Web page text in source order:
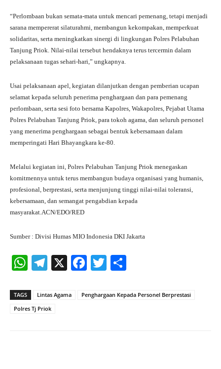
“Perlombaan bukan semata-mata untuk mencari pemenang, tetapi menjadi
sarana mempererat silaturahmi, membangun kekompakan, memperkuat
solidaritas, serta meningkatkan sinergi di lingkungan Polres Pelabuhan
Tanjung Priok. Nilai-nilai tersebut hendaknya terus tercermin dalam
pelaksanaan tugas sehari-hari,” ungkapnya.
Usai pelaksanaan apel, kegiatan dilanjutkan dengan pemberian ucapan
selamat kepada seluruh penerima penghargaan dan para pemenang
perlombaan, serta sesi foto bersama Kapolres, Wakapolres, Pejabat Utama
Polres Pelabuhan Tanjung Priok, para tokoh agama, dan seluruh personel
yang menerima penghargaan sebagai bentuk kebersamaan dalam
memperingati Hari Bhayangkara ke-80.
Melalui kegiatan ini, Polres Pelabuhan Tanjung Priok menegaskan
komitmennya untuk terus membangun budaya organisasi yang humanis,
profesional, berprestasi, serta menjunjung tinggi nilai-nilai toleransi,
kebersamaan, dan semangat pengabdian kepada
masyarakat.ACN/EDO/RED
Sumber : Divisi Humas MIO Indonesia DKI Jakarta
W
ts
A
Te
gr
a
X
Fa
bo
T
tte re
TAGS Lintas Agama
Penghargaan Kepada Personel Berprestasi
Polres Tj Priok